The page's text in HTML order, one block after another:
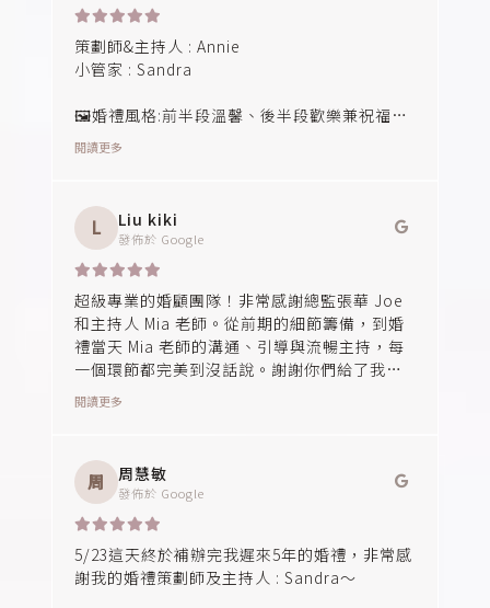
特別的意義，很開心能遇到妳們，一起完成這
場充滿愛與回憶的婚禮。
一份心力。祝福妳們工作順利、天天開心，也
策劃師&主持人 : Annie
小管家 : Sandra
🖼️婚禮風格:前半段溫馨、後半段歡樂兼祝福~
✍️策劃師&主持人 :企劃過程很有耐心與包容、
主持聲音氣質蠻適合臻愛的歐式場地。
上。
感謝 Annie 的細膩的企劃與專業的主持，讓構
想中的前半段溫馨，後面歡樂並將祝福傳承的
氛圍，完完整整的呈現出來🎊。
其中與新郎構想的🥦大祕寶，主持的節奏環環
相扣，整體效果呈現還驚艷到辦過數千場活動
的菁英人士，在敬酒環節時特別稱讚。
從遊戲的物品放置位置，提醒新郎新娘一些小
事情，其實都會影響到整理婚宴的流暢度~
-----------------------
回到企劃階段，新人其實可能連幾次進場可能
都不太清楚，幾次與Annie的溝通讓新人越來越
閱讀更多
L Liu kiki
發佈於 Google
超級專業的婚顧團隊！非常感謝總監張華 Joe
和主持人 Mia 老師。從前期的細節籌備，到婚
禮當天 Mia 老師的溝通、引導與流暢主持，每
一個環節都完美到沒話說。謝謝你們給了我們
這麼棒的婚禮回憶，強烈推薦給正在籌備婚禮
的新人們！
閱讀更多
周 周慧敏
發佈於 Google
5/23這天終於補辦完我遲來5年的婚禮，非常感
謝我的婚禮策劃師及主持人 : Sandra～